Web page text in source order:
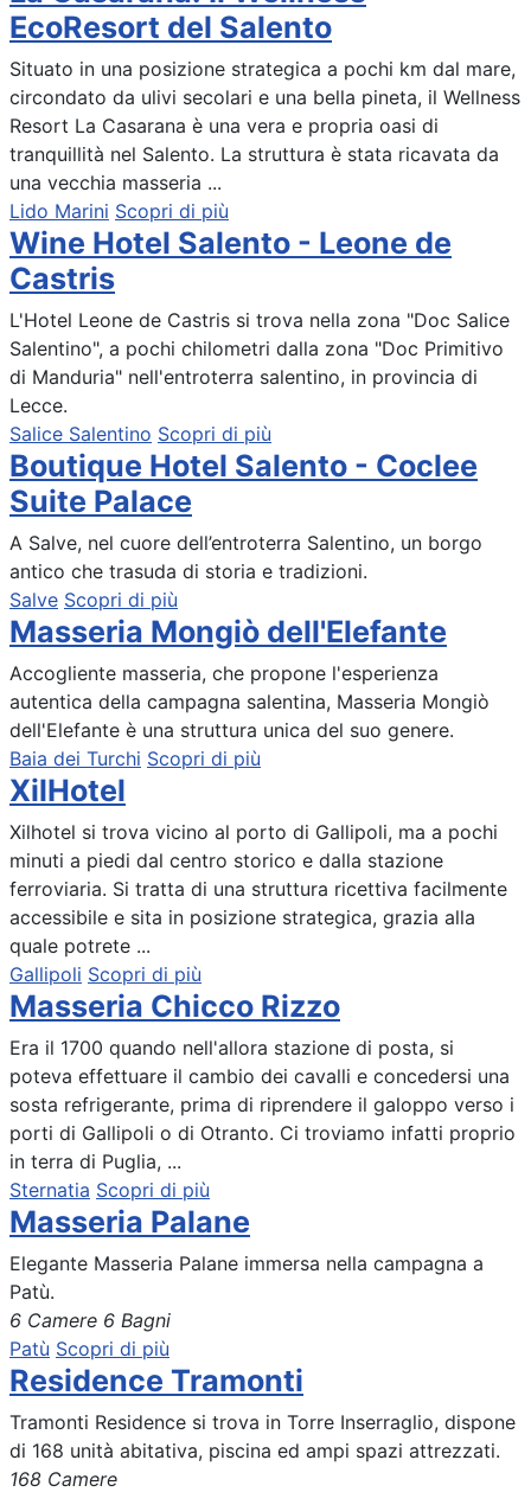
EcoResort del Salento
Situato in una posizione strategica a pochi km dal mare,
circondato da ulivi secolari e una bella pineta, il Wellness
Resort La Casarana è una vera e propria oasi di
tranquillità nel Salento. La struttura è stata ricavata da
una vecchia masseria ...
Lido Marini Scopri di più
Wine Hotel Salento - Leone de
Castris
L'Hotel Leone de Castris si trova nella zona "Doc Salice
Salentino", a pochi chilometri dalla zona "Doc Primitivo
di Manduria" nell'entroterra salentino, in provincia di
Lecce.
Salice Salentino Scopri di più
Boutique Hotel Salento - Coclee
Suite Palace
A Salve, nel cuore dell’entroterra Salentino, un borgo
antico che trasuda di storia e tradizioni.
Salve Scopri di più
Masseria Mongiò dell'Elefante
Accogliente masseria, che propone l'esperienza
autentica della campagna salentina, Masseria Mongiò
dell'Elefante è una struttura unica del suo genere.
Baia dei Turchi Scopri di più
XilHotel
Xilhotel si trova vicino al porto di Gallipoli, ma a pochi
minuti a piedi dal centro storico e dalla stazione
ferroviaria. Si tratta di una struttura ricettiva facilmente
accessibile e sita in posizione strategica, grazia alla
quale potrete ...
Gallipoli Scopri di più
Masseria Chicco Rizzo
Era il 1700 quando nell'allora stazione di posta, si
poteva effettuare il cambio dei cavalli e concedersi una
sosta refrigerante, prima di riprendere il galoppo verso i
porti di Gallipoli o di Otranto. Ci troviamo infatti proprio
in terra di Puglia, ...
Sternatia Scopri di più
Masseria Palane
Elegante Masseria Palane immersa nella campagna a
Patù.
6 Camere 6 Bagni
Patù Scopri di più
Residence Tramonti
Tramonti Residence si trova in Torre Inserraglio, dispone
di 168 unità abitativa, piscina ed ampi spazi attrezzati.
168 Camere